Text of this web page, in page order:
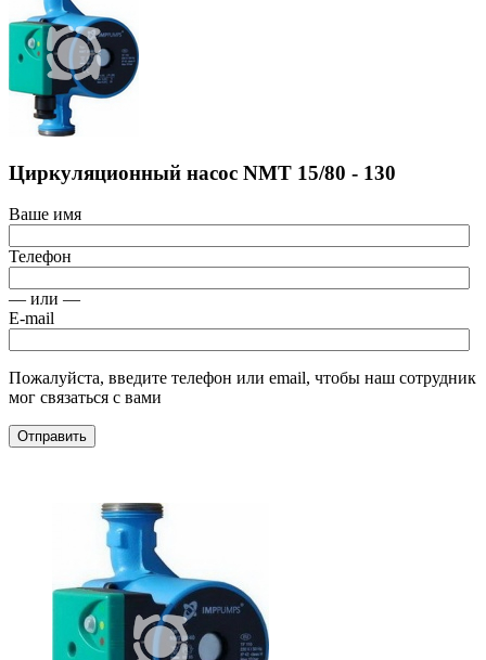
Циркуляционный насос NMT 15/80 - 130
Ваше имя
Телефон
— или —
E-mail
Пожалуйста, введите телефон или email, чтобы наш сотрудник
мог связаться с вами
Отправить